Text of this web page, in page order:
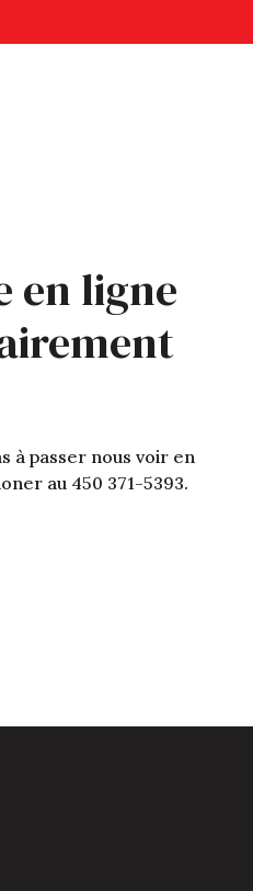
en ligne
à passer nous voir en
au 450 371-5393.